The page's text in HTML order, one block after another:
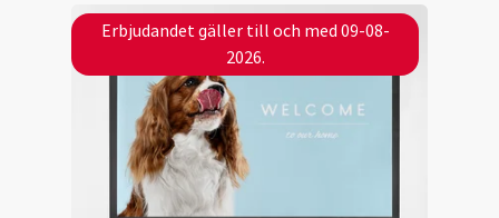
Erbjudandet gäller till och med 09-08-
2026.